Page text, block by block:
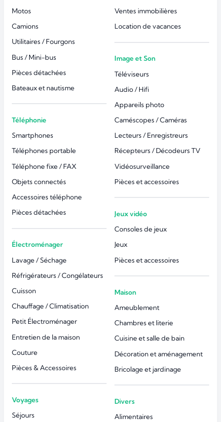
Motos
Camions
Utilitaires / Fourgons
Bus / Mini-bus
Pièces détachées
Bateaux et nautisme
Téléphonie
Smartphones
Téléphones portable
Téléphone fixe / FAX
Objets connectés
Accessoires téléphone
Pièces détachées
Électroménager
Lavage / Séchage
Réfrigérateurs / Congélateurs
Cuisson
Chauffage / Climatisation
Petit Électroménager
Entretien de la maison
Couture
Pièces & Accessoires
Voyages
Séjours
Ventes immobilières
Location de vacances
Image et Son
Téléviseurs
Audio / Hifi
Appareils photo
Caméscopes / Caméras
Lecteurs / Enregistreurs
Récepteurs / Décodeurs TV
Vidéosurveillance
Pièces et accessoires
Jeux vidéo
Consoles de jeux
Jeux
Pièces et accessoires
Maison
Ameublement
Chambres et literie
Cuisine et salle de bain
Décoration et aménagement
Bricolage et jardinage
Divers
Alimentaires